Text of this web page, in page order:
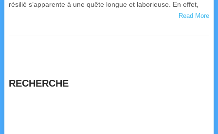
résilié s’apparente à une quête longue et laborieuse. En effet,
Read More
RECHERCHE